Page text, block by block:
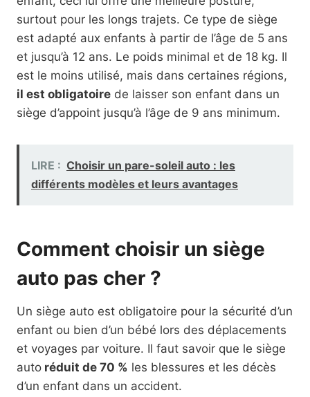
surtout pour les longs trajets. Ce type de siège
est adapté aux enfants à partir de l’âge de 5 ans
et jusqu’à 12 ans. Le poids minimal et de 18 kg. Il
est le moins utilisé, mais dans certaines régions,
il est obligatoire de laisser son enfant dans un
siège d’appoint jusqu’à l’âge de 9 ans minimum.
LIRE : Choisir un pare-soleil auto : les
différents modèles et leurs avantages
Comment choisir un siège
auto pas cher ?
Un siège auto est obligatoire pour la sécurité d’un
enfant ou bien d’un bébé lors des déplacements
et voyages par voiture. Il faut savoir que le siège
auto réduit de 70 % les blessures et les décès
d’un enfant dans un accident.